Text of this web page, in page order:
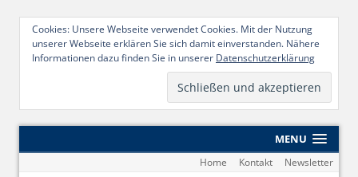
Cookies: Unsere Webseite verwendet Cookies. Mit der Nutzung
unserer Webseite erklären Sie sich damit einverstanden. Nähere
Informationen dazu finden Sie in unserer Datenschutzerklärung
MENU
Home Kontakt Newsletter